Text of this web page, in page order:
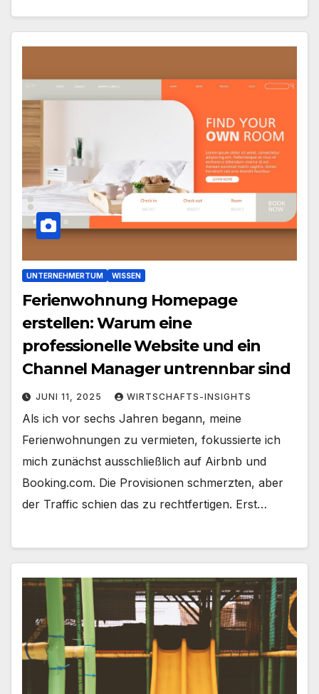
UNTERNEHMERTUM WISSEN
Ferienwohnung Homepage
erstellen: Warum eine
professionelle Website und ein
Channel Manager untrennbar sind
JUNI 11, 2025 WIRTSCHAFTS-INSIGHTS
Als ich vor sechs Jahren begann, meine
Ferienwohnungen zu vermieten, fokussierte ich
mich zunächst ausschließlich auf Airbnb und
Booking.com. Die Provisionen schmerzten, aber
der Traffic schien das zu rechtfertigen. Erst…